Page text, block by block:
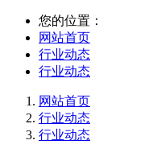
您的位置：
网站首页
行业动态
行业动态
网站首页
行业动态
行业动态